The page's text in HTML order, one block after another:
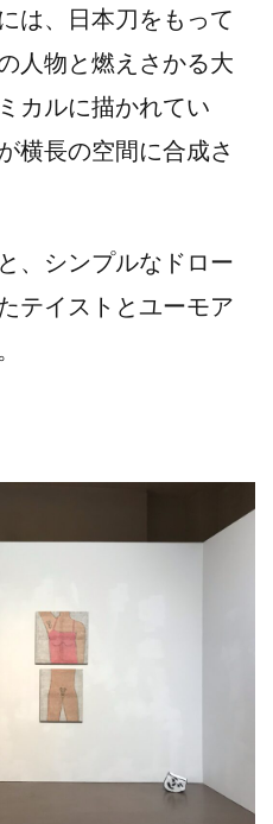
は、日本刀をもって
人物と燃えさかる大
カルに描かれてい
横長の空間に合成さ
、シンプルなドロー
テイストとユーモア